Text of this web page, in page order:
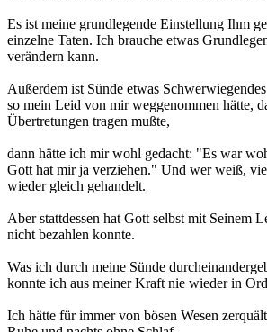
Es ist meine grundlegende Einstellung Ihm
einzelne Taten. Ich brauche etwas
verändern kann.
Außerdem ist Sünde etwas
so mein Leid von mir weggenommen hätte,
Übertretungen tragen mußte,
dann hätte ich mir wohl gedacht: "Es war
Gott hat mir ja verziehen." Und wer weiß,
wieder gleich gehandelt.
Aber stattdessen hat Gott selbst mit Seinem
nicht bezahlen konnte.
Was ich durch meine Sünde
konnte ich aus meiner Kraft nie wieder in
Ich hätte für immer von bösen Wesen